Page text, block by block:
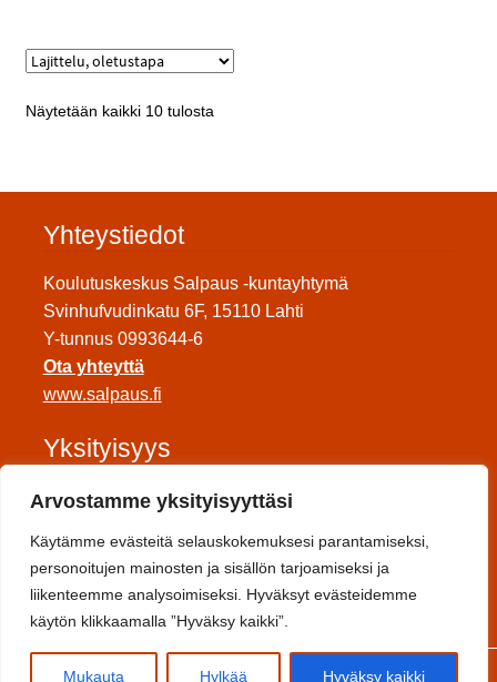
Arvostamme yksityisyyttäsi
Käytämme evästeitä selauskokemuksesi parantamiseksi,
personoitujen mainosten ja sisällön tarjoamiseksi ja
liikenteemme analysoimiseksi. Hyväksyt evästeidemme
käytön klikkaamalla ”Hyväksy kaikki”.
Mukauta Hylkää Hyväksy kaikki
Näytetään kaikki 10 tulosta
Yhteystiedot
Koulutuskeskus Salpaus -kuntayhtymä
Svinhufvudinkatu 6F, 15110 Lahti
Y-tunnus 0993644-6
Ota yhteyttä
www.salpaus.fi
Yksityisyys
Tietosuojaseloste
Toimitusehdot
Sosiaalinen media
0